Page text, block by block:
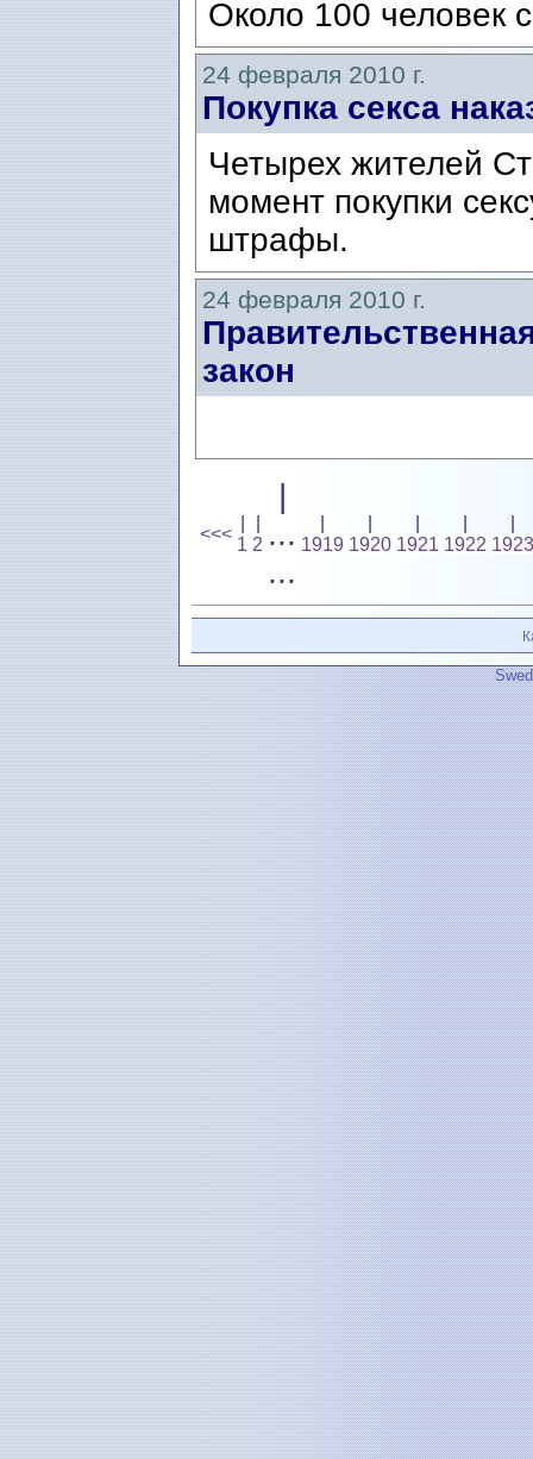
Около 100 человек
24 февраля 2010 г.
Покупка секса
Четырех жителей
момент покупки
штрафы.
24 февраля 2010 г.
закон
<<<
1 2
|
...
...
1919 1920 1921 1922 1923